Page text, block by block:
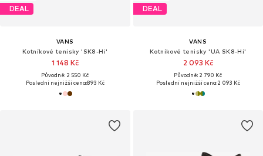
DEAL
VANS
Kotníkové tenisky 'SK8-Hi'
1 148 Kč
Původně: 2 550 Kč
Poslední nejnižší cena:893 Kč
DEAL
VANS
Kotníkové tenisky 'UA SK8-Hi'
2 093 Kč
Původně: 2 790 Kč
Poslední nejnižší cena:2 093 Kč